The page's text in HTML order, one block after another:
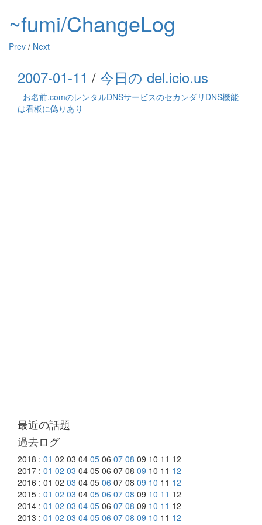
~fumi/ChangeLog
Prev / Next
2007-01-11 / 今日の del.icio.us
- お名前.comのレンタルDNSサービスのセカンダリDNS機能
は看板に偽りあり
最近の話題
過去ログ
2018 : 01 02 03 04 05 06 07 08 09 10 11 12
2017 : 01 02 03 04 05 06 07 08 09 10 11 12
2016 : 01 02 03 04 05 06 07 08 09 10 11 12
2015 : 01 02 03 04 05 06 07 08 09 10 11 12
2014 : 01 02 03 04 05 06 07 08 09 10 11 12
2013 : 01 02 03 04 05 06 07 08 09 10 11 12